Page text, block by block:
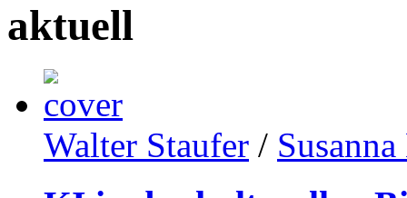
aktuell
Walter Staufer /